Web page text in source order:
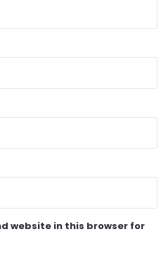
website in this browser for